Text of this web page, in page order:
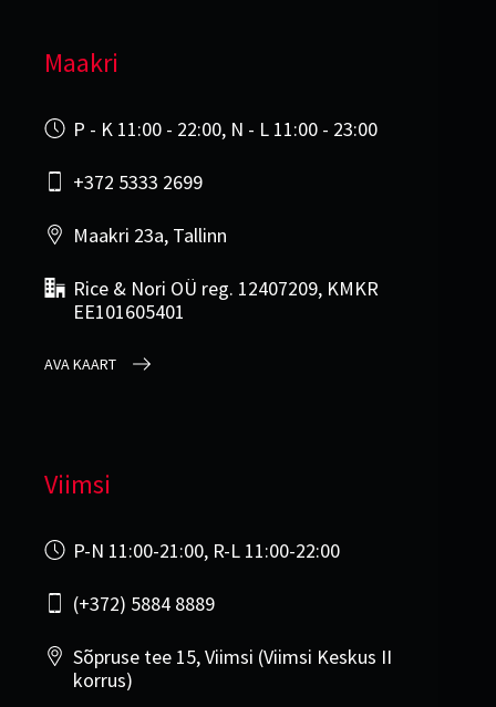
Maakri
P - K 11:00 - 22:00, N - L 11:00 - 23:00
+372 5333 2699
Maakri 23a, Tallinn
Rice & Nori OÜ reg. 12407209, KMKR
EE101605401
AVA KAART
Viimsi
P-N 11:00-21:00, R-L 11:00-22:00
(+372) 5884 8889
Sõpruse tee 15, Viimsi (Viimsi Keskus II
korrus)